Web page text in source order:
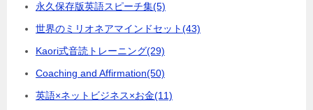
永久保存版英語スピーチ集(5)
世界のミリオネアマインドセット(43)
Kaori式音読トレーニング(29)
Coaching and Affirmation(50)
英語×ネットビジネス×お金(11)